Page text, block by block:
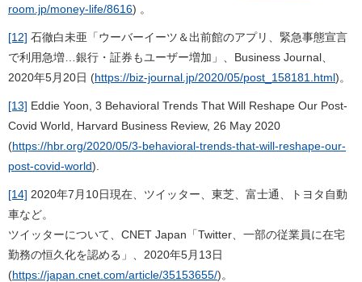
room.jp/money-life/8616) 。
[12] 石徹白未亜「ウーバーイーツ＆出前館のアプリ、緊急事態宣言
で利用急増…銀行・証券もユーザー増加」、Business Journal、
2020年5月20日 (https://biz-journal.jp/2020/05/post_158181.html)。
[13] Eddie Yoon, 3 Behavioral Trends That Will Reshape Our Post-
Covid World , Harvard Business Review, 26 May 2020
(https://hbr.org/2020/05/3-behavioral-trends-that-will-reshape-our-
post-covid-world).
[14] 2020年7月10日現在、ツイッター、東芝、富士通、トヨタ自動
車など。
ツイッターについて、CNET Japan「Twitter、一部の従業員に在宅
勤務の恒久化を認める」、2020年5月13日
(https://japan.cnet.com/article/35153655/)。